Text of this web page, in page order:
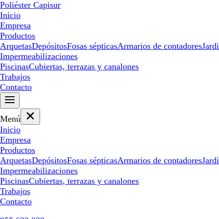
Poliéster Capisur
Inicio
Empresa
Productos
ArquetasDepósitosFosas sépticasArmarios de contadores
Impermeabilizaciones
PiscinasCubiertas, terrazas y canalones
Trabajos
Contacto
Menú
Inicio
Empresa
Productos
ArquetasDepósitosFosas sépticasArmarios de contadores
Impermeabilizaciones
PiscinasCubiertas, terrazas y canalones
Trabajos
Contacto